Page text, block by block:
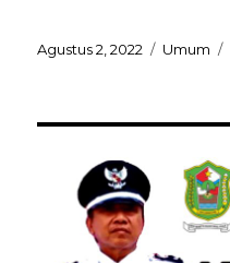
Agustus 2, 2022 Umum